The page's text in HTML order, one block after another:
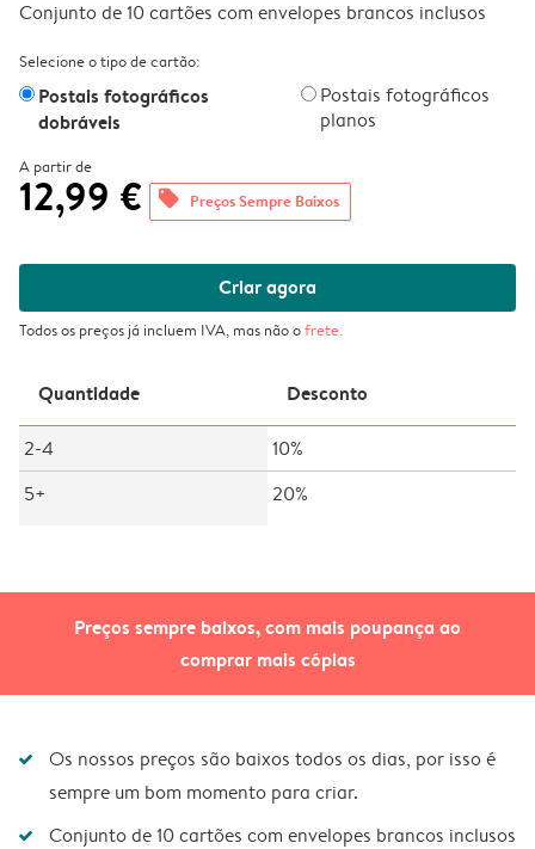
Preços sempre baixos, com mais poupança ao
comprar mais cópias
Conjunto de 10 cartões com envelopes brancos inclusos
Selecione o tipo de cartão:
Postais fotográficos
dobráveis
Postais fotográficos
planos
A partir de
12,99 € offers Preços Sempre Baixos
Criar agora
Todos os preços já incluem IVA, mas não ofrete.
Quantidade Desconto
2-4
10%
5+
20%
Os nossos preços são baixos todos os dias, por isso é
sempre um bom momento para criar.
Conjunto de 10 cartões com envelopes brancos inclusos